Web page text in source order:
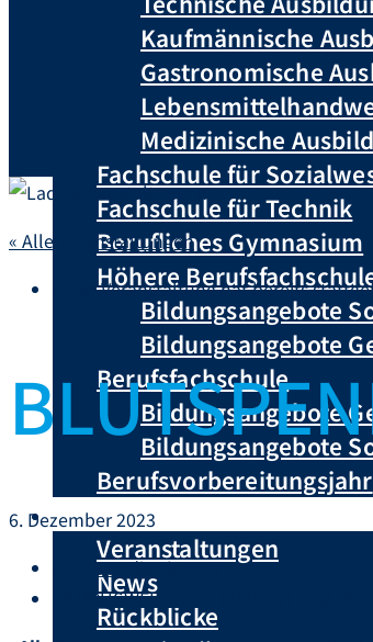
Kaufmännische
Gastronomische
Medizinische
Fachschule für
Fachschule für Technik
Berufliches Gymnasium
Höhere
Bildungsangebote
Bildungsangebote
Berufsfachschule
Bildungsangebote
Bildungsangebote
Berufsvorbereitungsjahr
Aktuelles
Veranstaltungen
News
Rückblicke
« Alle Veranstaltungen
Diese Veranstaltung hat bereits
6. Dezember 2023
ITLS Pediatric Kurs
CAMPUSWEIHNACHTSMARKT –